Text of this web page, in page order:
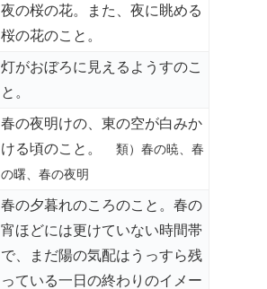
夜の桜の花。また、夜に眺める
桜の花のこと。
灯がおぼろに見えるようすのこ
と。
春の夜明けの、東の空が白みか
ける頃のこと。 類）春の暁、春
の曙、春の夜明
春の夕暮れのころのこと。春の
宵ほどには更けていない時間帯
で、まだ陽の気配はうっすら残
っている一日の終わりのイメー